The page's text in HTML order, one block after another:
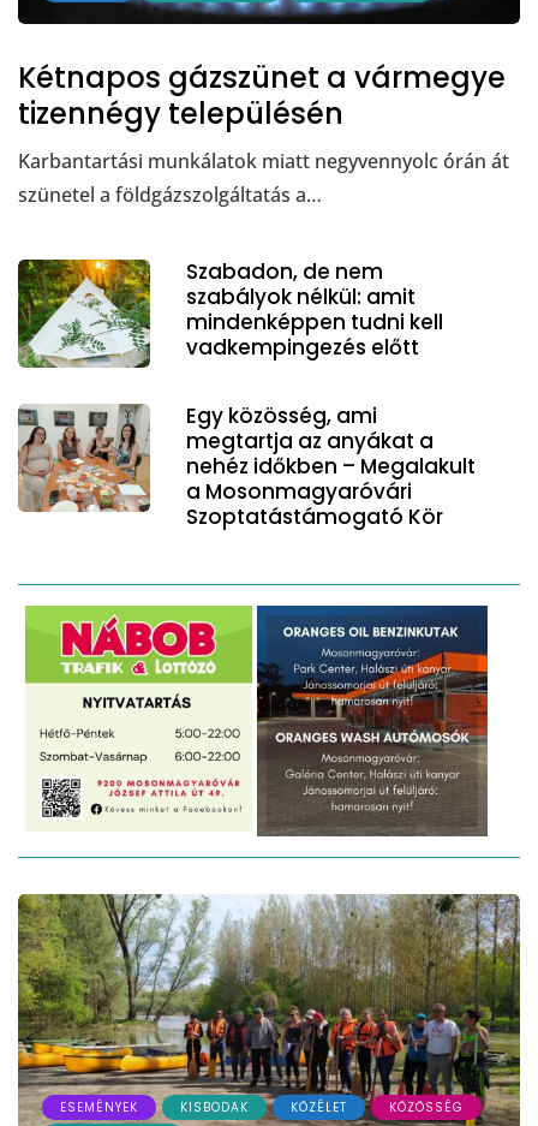
Kétnapos gázszünet a vármegye
tizennégy településén
Karbantartási munkálatok miatt negyvennyolc órán át
szünetel a földgázszolgáltatás a…
Szabadon, de nem
szabályok nélkül: amit
mindenképpen tudni kell
vadkempingezés előtt
Egy közösség, ami
megtartja az anyákat a
nehéz időkben – Megalakult
a Mosonmagyaróvári
Szoptatástámogató Kör
ESEMÉNYEK KISBODAK KÖZÉLET
KÖZÖSSÉG